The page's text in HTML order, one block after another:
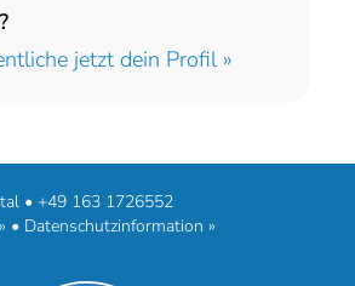
jetzt dein Profil »
• +49 163 1726552
• Datenschutzinformation »